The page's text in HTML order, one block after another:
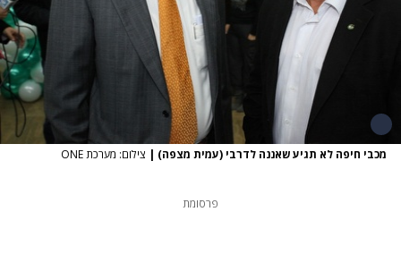
מכבי חיפה לא תגיע שאננה לדרבי (עמית מצפה) | צילום: מערכת ONE
פרסומת